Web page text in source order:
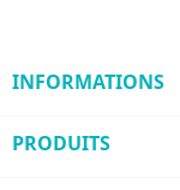
INFORMATIONS
PRODUITS